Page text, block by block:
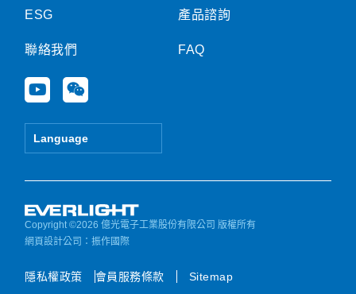
ESG
聯絡我們
Y
o
u
e
W
e
i
Language
產品諮詢
FAQ
Copyright ©2026 億光電子工業股份有限公司 版權所有
網頁設計公司 ：振作國際
隱私權政策 會員服務條款 Sitemap